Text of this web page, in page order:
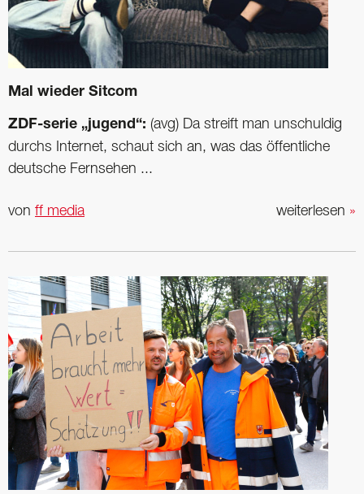
Mal wieder Sitcom
ZDF-serie „jugend“: (avg) Da streift man unschuldig
durchs Internet, schaut sich an, was das öffentliche
deutsche Fernsehen ...
weiterlesen »
von ff media